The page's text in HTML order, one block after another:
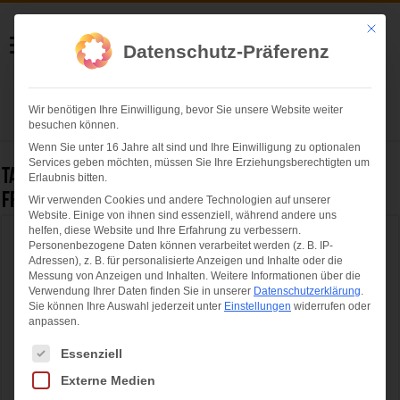
Helmut Swoboda
Fotografie
Herzlich willkommen
Tag Archives:
Frauen )
Vertrag bis 2027 – FC Bayern Frauen
schließen Partnerschaft mit Ehrmann
Mit
Datenschutz-Präferenz
Wir benötigen Ihre Einwilligung, bevor Sie unsere Website weiter
besuchen können.
Wenn Sie unter 16 Jahre alt sind und Ihre Einwilligung zu optionalen
Services geben möchten, müssen Sie Ihre Erziehungsberechtigten um
Erlaubnis bitten.
Wir verwenden Cookies und andere Technologien auf unserer
Website. Einige von ihnen sind essenziell, während andere uns
helfen, diese Website und Ihre Erfahrung zu verbessern.
Personenbezogene Daten können verarbeitet werden (z. B. IP-
Adressen), z. B. für personalisierte Anzeigen und Inhalte oder die
Messung von Anzeigen und Inhalten. Weitere Informationen über die
Verwendung Ihrer Daten finden Sie in unserer Datenschutzerklärung.
Sie können Ihre Auswahl jederzeit unter Einstellungen widerrufen oder
anpassen.
Es folgt eine Liste der Service-Gruppen, für die eine Einwilligung
Essenziell
Externe Medien